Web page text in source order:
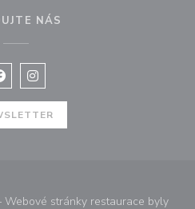
NÁS
((otevře se v novém
Instagram ((otevře se v
stránky restaurace byly